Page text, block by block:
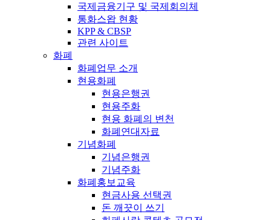
국제금융기구 및 국제회의체
통화스왑 현황
KPP & CBSP
관련 사이트
화폐
화폐업무 소개
현용화폐
현용은행권
현용주화
현용 화폐의 변천
화폐연대자료
기념화폐
기념은행권
기념주화
화폐홍보교육
현금사용 선택권
돈 깨끗이 쓰기